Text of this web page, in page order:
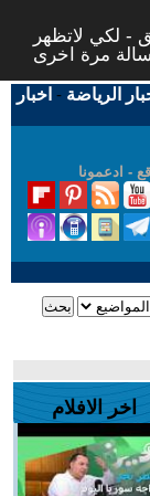
- لكي لاتظهر
الرياضة - اخبار
- ادعمونا
اخر الافلام